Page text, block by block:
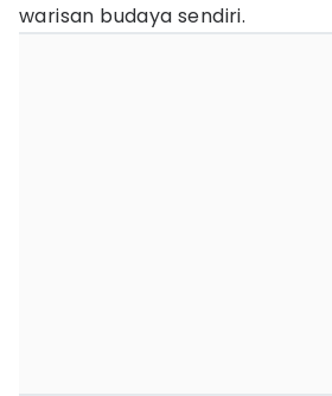
warisan budaya sendiri.